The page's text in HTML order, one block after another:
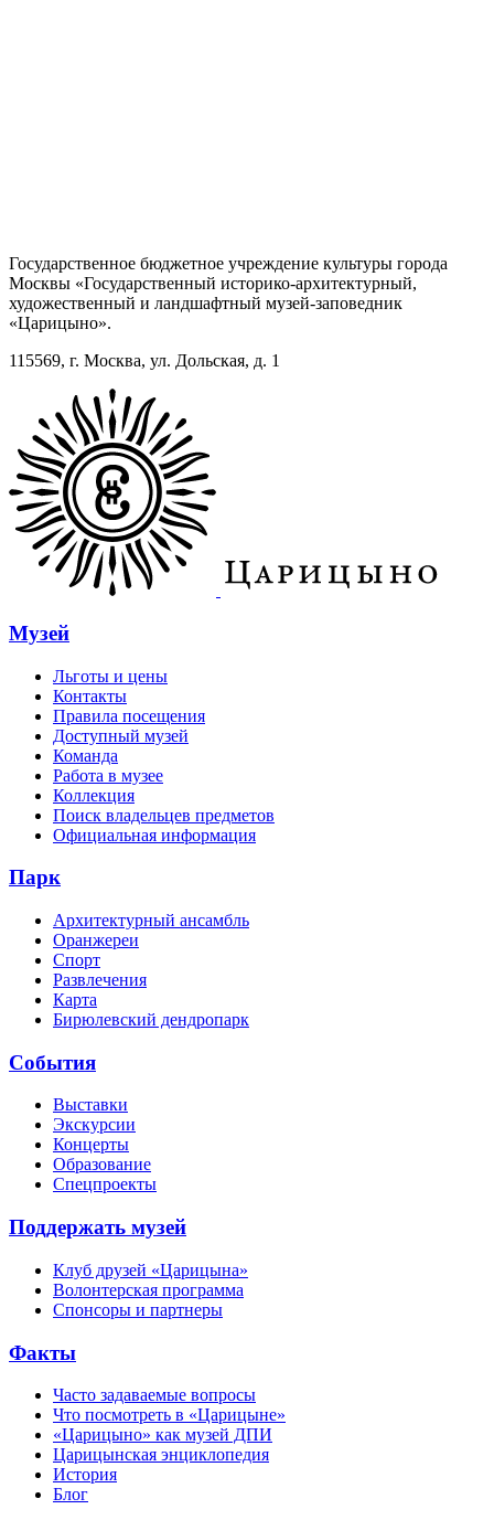
Государственное бюджетное учреждение культуры города
Москвы «Государственный историко-архитектурный,
художественный и ландшафтный музей-заповедник
«Царицыно».
115569, г. Москва, ул. Дольская, д. 1
Музей
Льготы и цены
Контакты
Правила посещения
Доступный музей
Команда
Работа в музее
Коллекция
Поиск владельцев предметов
Официальная информация
Парк
Архитектурный ансамбль
Оранжереи
Спорт
Развлечения
Карта
Бирюлевский дендропарк
События
Выставки
Экскурсии
Концерты
Образование
Спецпроекты
Поддержать музей
Клуб друзей «Царицына»
Волонтерская программа
Спонсоры и партнеры
Факты
Часто задаваемые вопросы
Что посмотреть в «Царицыне»
«Царицыно» как музей ДПИ
Царицынская энциклопедия
История
Блог